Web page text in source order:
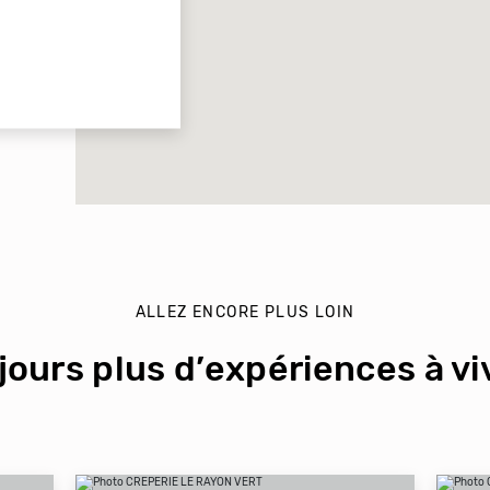
ALLEZ ENCORE PLUS LOIN
plus d’expériences à